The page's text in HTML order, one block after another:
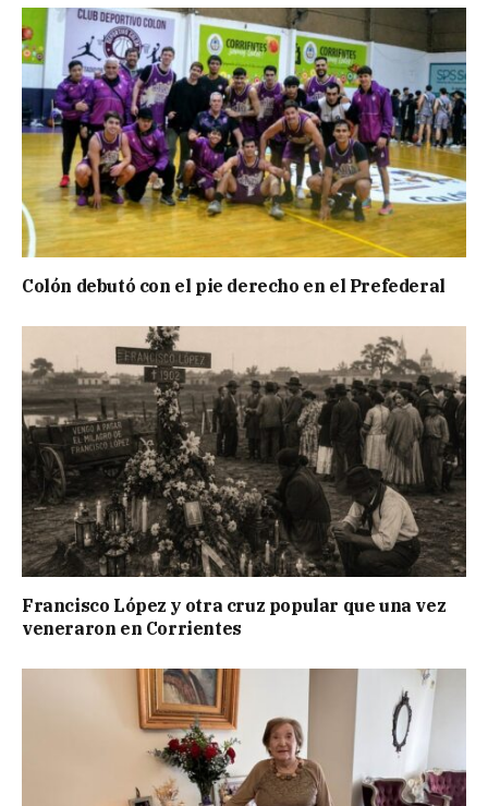
Colón debutó con el pie derecho en el Prefederal
Francisco López y otra cruz popular que una vez
veneraron en Corrientes